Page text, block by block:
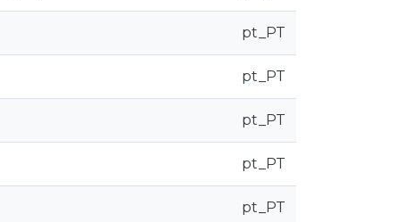
pt_PT
pt_PT
pt_PT
pt_PT
pt_PT